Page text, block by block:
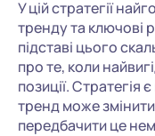
У цій стратегії
тренду та ключові
підставі цього
про те, коли
позиції.
тренд може
передбачити це